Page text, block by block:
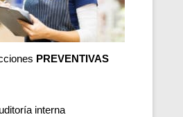
PREVENTIVAS
interna